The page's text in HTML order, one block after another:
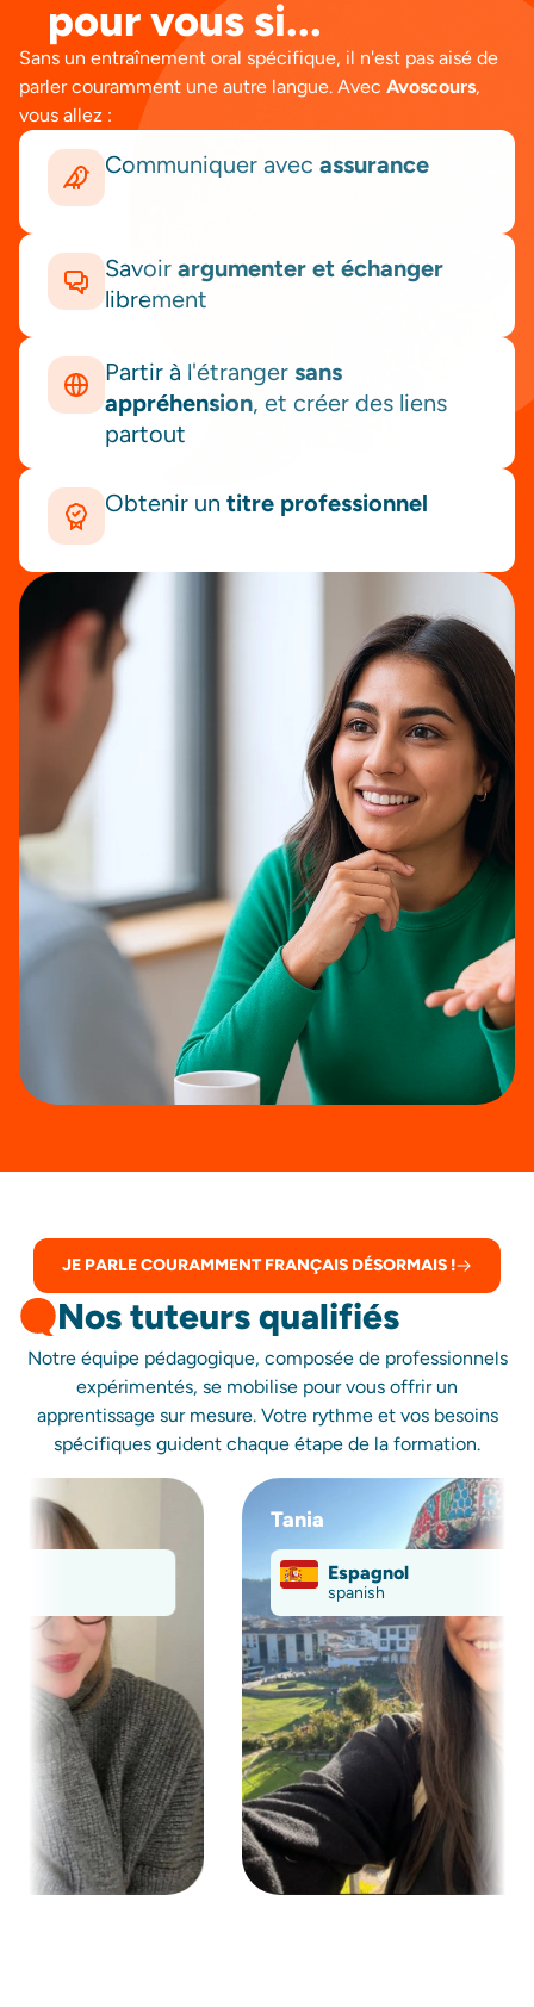
pour vous si...
Sans un entraînement oral spécifique, il n'est pas aisé de
parler couramment une autre langue. Avec Avoscours,
vous allez :
Communiquer avec assurance
Savoir argumenter et échanger
librement
Partir à l'étranger sans
appréhension, et créer des liens
partout
Obtenir un titre professionnel
JE PARLE COURAMMENT FRANÇAIS DÉSORMAIS !
Nos tuteurs qualifiés
Notre équipe pédagogique, composée de professionnels
expérimentés, se mobilise pour vous offrir un
apprentissage sur mesure. Votre rythme et vos besoins
spécifiques guident chaque étape de la formation.
Espagnol